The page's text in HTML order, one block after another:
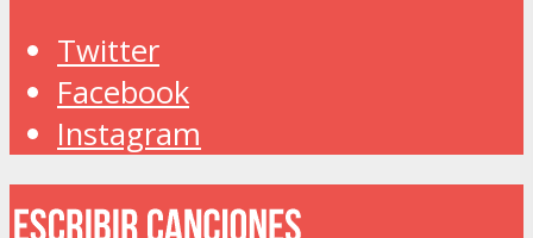
Twitter
Facebook
Instagram